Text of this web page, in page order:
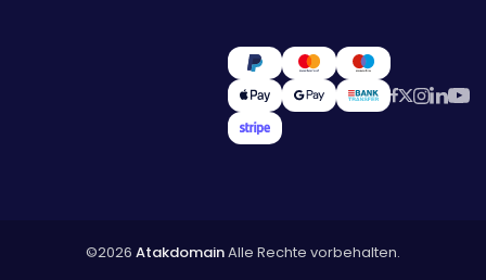
©2026 AtakdomainAlle Rechte vorbehalten.